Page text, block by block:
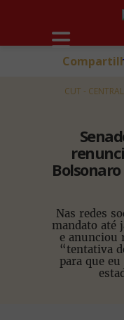
CUT -
Nas redes
mandato até
e anunciou
“tentativa
para que